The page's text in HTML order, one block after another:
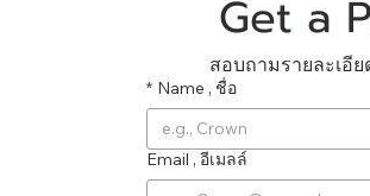
สอบถามรายละเอี
* Name , ชื่อ
Email , อีเมลล์